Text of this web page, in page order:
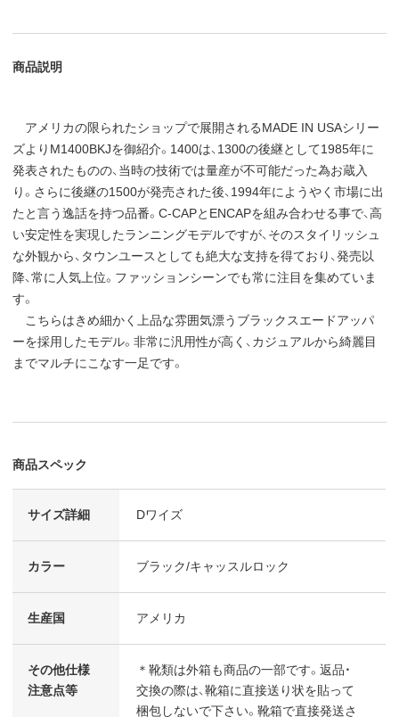
商品説明
アメリカの限られたショップで展開されるMADE IN USAシリー
ズよりM1400BKJを御紹介。1400は、1300の後継として1985年に
発表されたものの、当時の技術では量産が不可能だった為お蔵入
り。さらに後継の1500が発売された後、1994年にようやく市場に出
たと言う逸話を持つ品番。C-CAPとENCAPを組み合わせる事で、高
い安定性を実現したランニングモデルですが、そのスタイリッシュ
な外観から、タウンユースとしても絶大な支持を得ており、発売以
降、常に人気上位。ファッションシーンでも常に注目を集めていま
す。
こちらはきめ細かく上品な雰囲気漂うブラックスエードアッパ
ーを採用したモデル。非常に汎用性が高く、カジュアルから綺麗目
までマルチにこなす一足です。
商品スペック
サイズ詳細 Dワイズ
カラー ブラック/キャッスルロック
生産国 アメリカ
その他仕様
注意点等
＊靴類は外箱も商品の一部です。返品・
交換の際は、靴箱に直接送り状を貼って
梱包しないで下さい。靴箱で直接発送さ